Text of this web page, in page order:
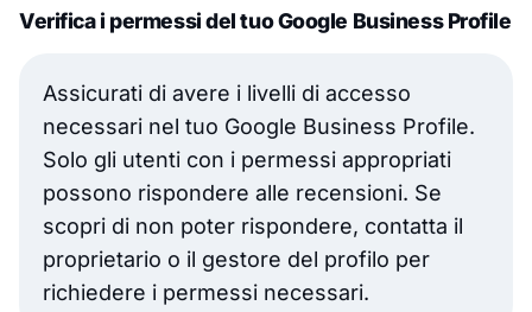
Verifica i permessi del tuo Google Business Profile
Assicurati di avere i livelli di accesso
necessari nel tuo Google Business Profile.
Solo gli utenti con i permessi appropriati
possono rispondere alle recensioni. Se
scopri di non poter rispondere, contatta il
proprietario o il gestore del profilo per
richiedere i permessi necessari.